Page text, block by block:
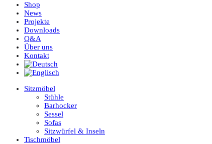
Shop
News
Projekte
Downloads
Q&A
Über uns
Kontakt
Sitzmöbel
Stühle
Barhocker
Sessel
Sofas
Sitzwürfel & Inseln
Tischmöbel